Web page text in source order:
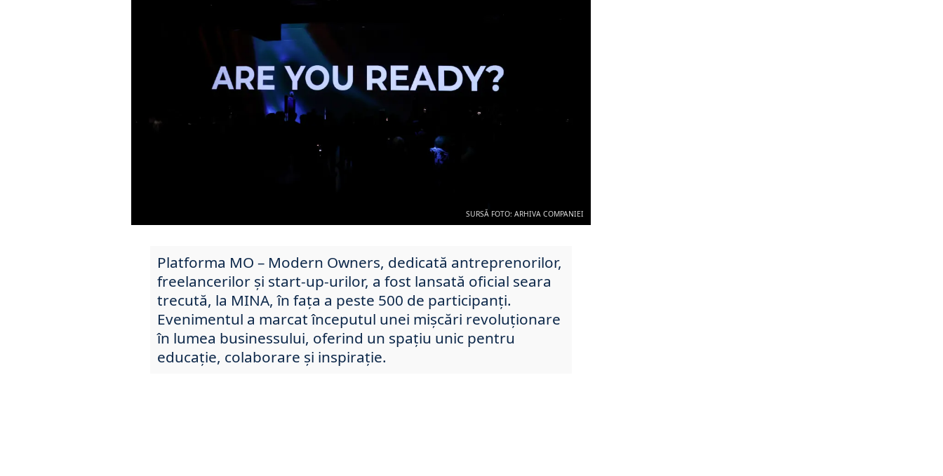
SURSĂ FOTO: ARHIVA COMPANIEI
Platforma MO – Modern Owners, dedicată antreprenorilor,
freelancerilor și start-up-urilor, a fost lansată oficial seara
trecută, la MINA, în fața a peste 500 de participanți.
Evenimentul a marcat începutul unei mișcări revoluționare
în lumea businessului, oferind un spațiu unic pentru
educație, colaborare și inspirație.